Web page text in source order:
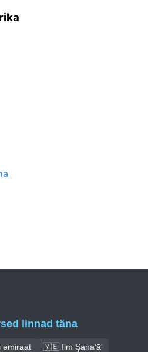
linnad täna
🇾🇪 Ilm Şana‘ā'